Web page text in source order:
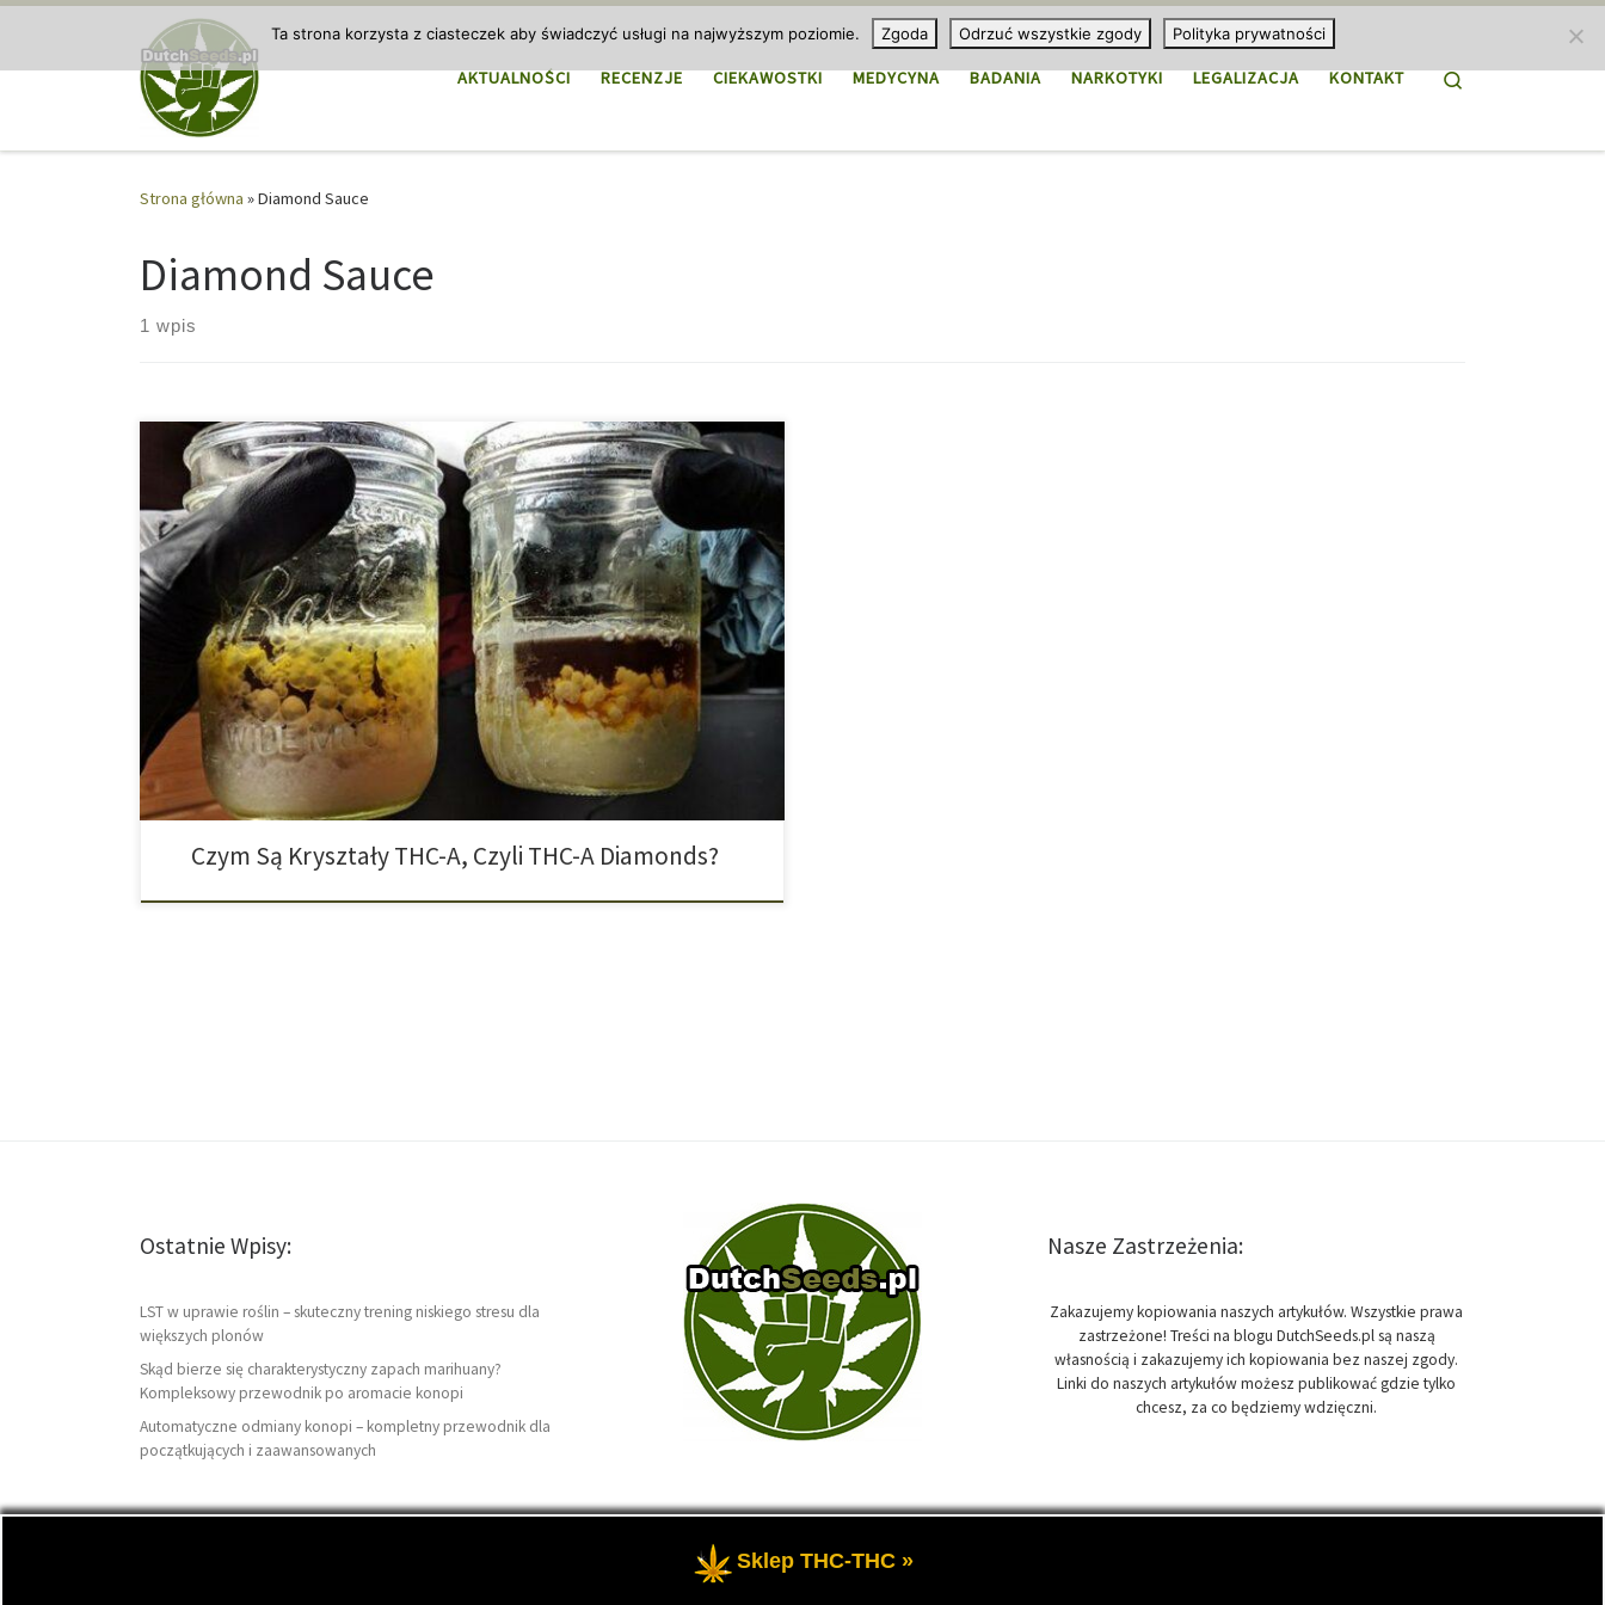
Przejdź do treści
AKTUALNOŚCI RECENZJE CIEKAWOSTKI MEDYCYNA BADANIA NARKOTYKI LEGALIZACJA KONTAKT Search
Strona główna »Diamond Sauce
Diamond Sauce
1 wpis
Wysokoskoncentrowane Ekstrakty Konopne Diamenty, szafiry, rubiny, szmaragdy…
Fascynacja kamieniami szlachetnymi i z pewnością wyjaśnia też rosnącą popularność
diamentów THCA. Są to ekstrakty z konopi, które nie tylko pięknie wyglądają, ale
również mają ogromną moc i intensywny aromat. Koncentraty z konopi indyjskich mogą
się bardzo różnić pod względem konsystencji, działania, koloru […]
Czym Są Kryształy THC-A, Czyli THC-A Diamonds?
Ostatnie Wpisy:
LST w uprawie roślin – skuteczny trening niskiego stresu dla
większych plonów
Skąd bierze się charakterystyczny zapach marihuany?
Kompleksowy przewodnik po aromacie konopi
Automatyczne odmiany konopi – kompletny przewodnik dla
początkujących i zaawansowanych
Nasze Zastrzeżenia:
Zakazujemy kopiowania naszych artykułów. Wszystkie prawa
zastrzeżone! Treści na blogu DutchSeeds.pl są naszą
własnością i zakazujemy ich kopiowania bez naszej zgody.
Linki do naszych artykułów możesz publikować gdzie tylko
chcesz, za co będziemy wdzięczni.
- Temat przewodni blogu, wszystko na temat marihuany oraz roślin konopi indyjskich, zwanych cannabis.
Ta strona korzysta z ciasteczek aby świadczyć usługi na najwyższym poziomie. Zgoda Odrzuć wszystkie zgody Polityka prywatności
Sklep THC-THC »